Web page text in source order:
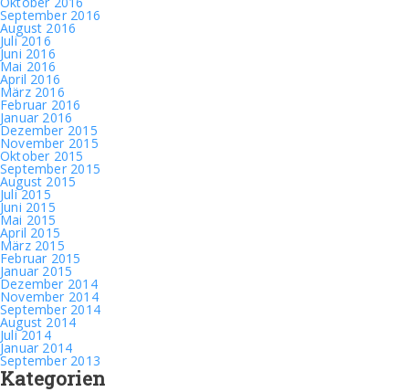
September 2016
August 2016
Juli 2016
Juni 2016
Mai 2016
April 2016
März 2016
Februar 2016
Januar 2016
Dezember 2015
November 2015
Oktober 2015
September 2015
August 2015
Juli 2015
Juni 2015
Mai 2015
April 2015
März 2015
Februar 2015
Januar 2015
Dezember 2014
November 2014
September 2014
August 2014
Juli 2014
Januar 2014
September 2013
Kategorien